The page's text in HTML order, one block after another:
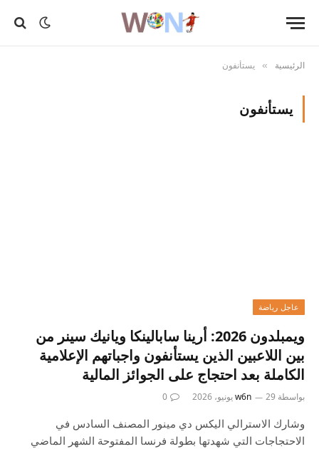
الرئيسية » يستأنفون
يستأنفون
عاجل رياضة
ويمبلدون 2026: أرينا سابالينكا ويانيك سينر من
بين اللاعبين الذين يستأنفون واجباتهم الإعلامية
الكاملة بعد احتجاج على الجوائز المالية
بواسطة w6n 29 يونيو، 2026 0
وشارك الاسترالي اليكس دي مينور المصنف السادس في
الاحتجاجات التي شهدتها بطولة فرنسا المفتوحة الشهر الماضي